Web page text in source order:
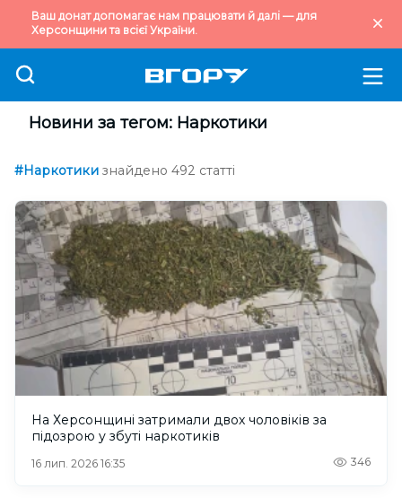
Ваш донат допомагає нам працювати й далі — для
Херсонщини та всієї України.
Новини за тегом: Наркотики
#Наркотики знайдено 492 статті
На Херсонщині затримали двох чоловіків за
підозрою у збуті наркотиків
16 лип. 2026 16:35 346